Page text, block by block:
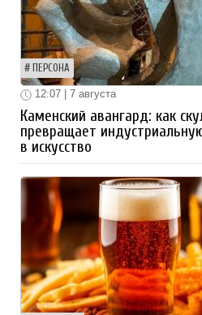
ПЕРСОНА
12:07 | 7 августа
Каменский авангард: как
превращает
в искусство